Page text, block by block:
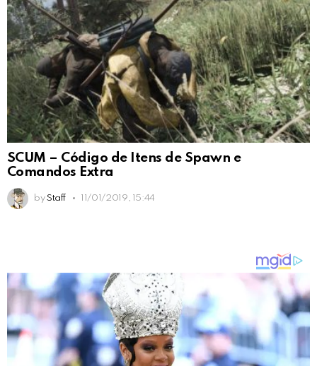
SCUM – Código de Itens de Spawn e
Comandos Extra
by Staff 11/01/2019, 15:44